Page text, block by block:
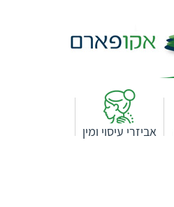
אביזרי עיסוי ומין